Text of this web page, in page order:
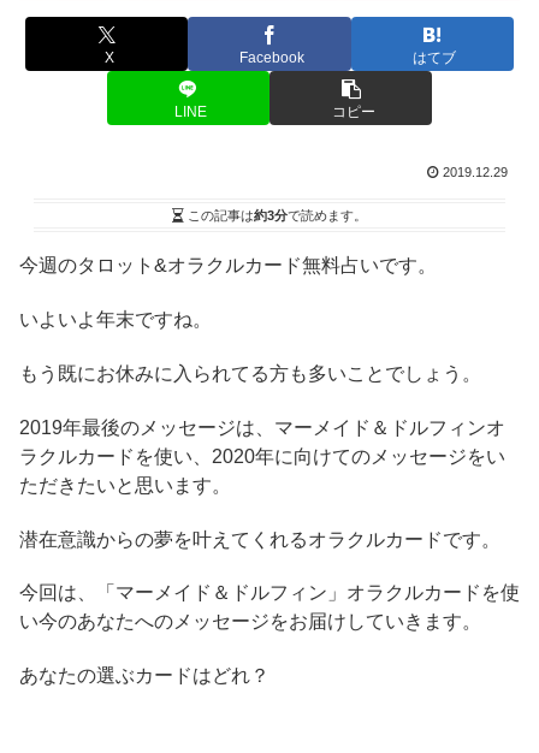
X Facebook はてブ
LINE コピー
2019.12.29
この記事は約3分で読めます。
今週のタロット&オラクルカード無料占いです。
いよいよ年末ですね。
もう既にお休みに入られてる方も多いことでしょう。
2019年最後のメッセージは、マーメイド＆ドルフィンオ
ラクルカードを使い、2020年に向けてのメッセージをい
ただきたいと思います。
潜在意識からの夢を叶えてくれるオラクルカードです。
今回は、「マーメイド＆ドルフィン」オラクルカードを使
い今のあなたへのメッセージをお届けしていきます。
あなたの選ぶカードはどれ？